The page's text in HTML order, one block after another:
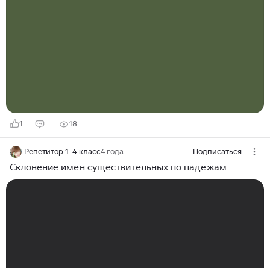
1 18
Репетитор 1-4 класс4 года Подписаться
Склонение имен существительных по падежам